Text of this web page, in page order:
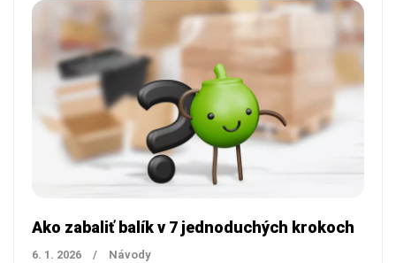
Ako zabaliť balík v 7 jednoduchých krokoch
6. 1. 2026 / Návody